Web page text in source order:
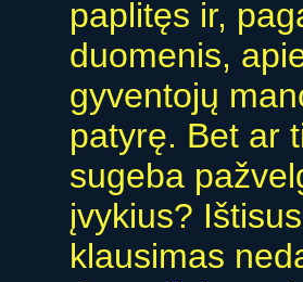
paplitęs ir,
duomenis,
gyventojų
patyrę. Bet ar
sugeba
įvykius?
klausimas